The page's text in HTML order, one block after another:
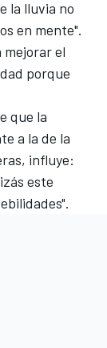
la lluvia no
en mente".
mejorar el
porque
que la
a la de la
influye:
este